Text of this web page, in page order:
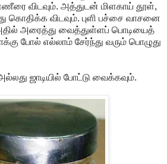
விடவும். அத்துடன் மிளகாய் தூள்,
கொதிக்க விடவும். புளி பச்சை வாசனை
அரைத்து வைத்துள்ளப் பொடியைத்
போல் எல்லாம் சேர்ந்து வரும் பொழுது
ஜாடியில் போட்டு வைக்கவும்.